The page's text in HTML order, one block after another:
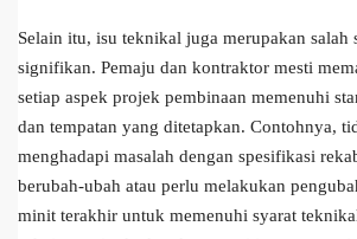
Selain itu, isu teknikal juga merupakan salah
signifikan. Pemaju dan kontraktor mesti
setiap aspek projek pembinaan memenuhi
dan tempatan yang ditetapkan. Contohnya,
menghadapi masalah dengan spesifikasi
berubah-ubah atau perlu melakukan
minit terakhir untuk memenuhi syarat